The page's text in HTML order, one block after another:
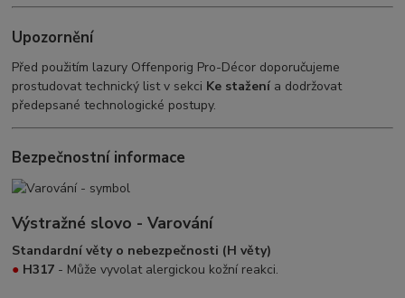
Upozornění
Před použitím lazury Offenporig Pro-Décor doporučujeme
prostudovat technický list v sekci Ke stažení a dodržovat
předepsané technologické postupy.
Bezpečnostní informace
Výstražné slovo - Varování
Standardní věty o nebezpečnosti (H věty)
● H317 - Může vyvolat alergickou kožní reakci.